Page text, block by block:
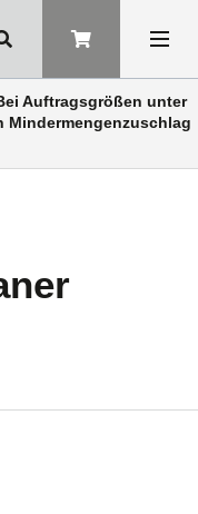
Auftragsgrößen unter
Mindermengenzuschlag